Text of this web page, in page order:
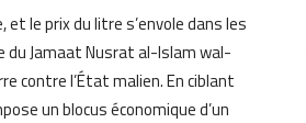
le prix du litre s’envole dans les
du Jamaat Nusrat al-Islam wal-
contre l’État malien. En ciblant
un blocus économique d’un